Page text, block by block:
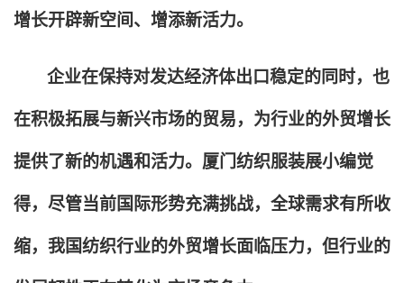
增长开辟新空间、增添新活力。
企业在保持对发达经济体出口稳定的同时，也
在积极拓展与新兴市场的贸易，为行业的外贸增长
提供了新的机遇和活力。厦门纺织服装展小编觉
得，尽管当前国际形势充满挑战，全球需求有所收
缩，我国纺织行业的外贸增长面临压力，但行业的